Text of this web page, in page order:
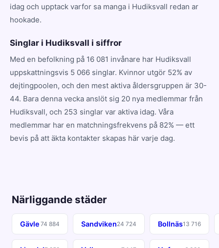
idag och upptack varfor sa manga i Hudiksvall redan ar
hookade.
Singlar i Hudiksvall i siffror
Med en befolkning på 16 081 invånare har Hudiksvall
uppskattningsvis 5 066 singlar. Kvinnor utgör 52% av
dejtingpoolen, och den mest aktiva åldersgruppen är 30-
44. Bara denna vecka anslöt sig 20 nya medlemmar från
Hudiksvall, och 253 singlar var aktiva idag. Våra
medlemmar har en matchningsfrekvens på 82% — ett
bevis på att äkta kontakter skapas här varje dag.
Närliggande städer
Gävle 74 884 Sandviken24 724 Bollnäs13 716